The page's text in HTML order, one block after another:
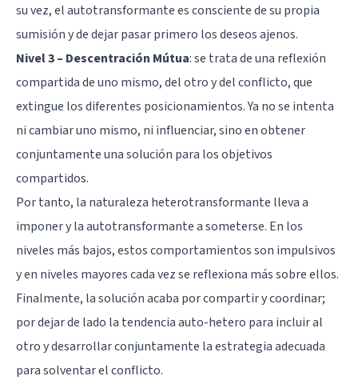
su vez, el autotransformante es consciente de su propia
sumisión y de dejar pasar primero los deseos ajenos.
Nivel 3 – Descentración Mútua: se trata de una reflexión
compartida de uno mismo, del otro y del conflicto, que
extingue los diferentes posicionamientos. Ya no se intenta
ni cambiar uno mismo, ni influenciar, sino en obtener
conjuntamente una solución para los objetivos
compartidos.
Por tanto, la naturaleza heterotransformante lleva a
imponer y la autotransformante a someterse. En los
niveles más bajos, estos comportamientos son impulsivos
y en niveles mayores cada vez se reflexiona más sobre ellos.
Finalmente, la solución acaba por compartir y coordinar;
por dejar de lado la tendencia auto-hetero para incluir al
otro y desarrollar conjuntamente la estrategia adecuada
para solventar el conflicto.